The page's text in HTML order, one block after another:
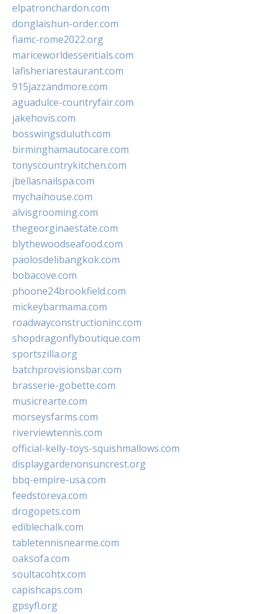
elpatronchardon.com
donglaishun-order.com
fiamc-rome2022.org
mariceworldessentials.com
lafisheriarestaurant.com
915jazzandmore.com
aguadulce-countryfair.com
jakehovis.com
bosswingsduluth.com
birminghamautocare.com
tonyscountrykitchen.com
jbellasnailspa.com
mychaihouse.com
alvisgrooming.com
thegeorginaestate.com
blythewoodseafood.com
paolosdelibangkok.com
bobacove.com
phoone24brookfield.com
mickeybarmama.com
roadwayconstructioninc.com
shopdragonflyboutique.com
sportszilla.org
batchprovisionsbar.com
brasserie-gobette.com
musicrearte.com
morseysfarms.com
riverviewtennis.com
official-kelly-toys-squishmallows.com
displaygardenonsuncrest.org
bbq-empire-usa.com
feedstoreva.com
drogopets.com
ediblechalk.com
tabletennisnearme.com
oaksofa.com
soultacohtx.com
capishcaps.com
gpsyfl.org